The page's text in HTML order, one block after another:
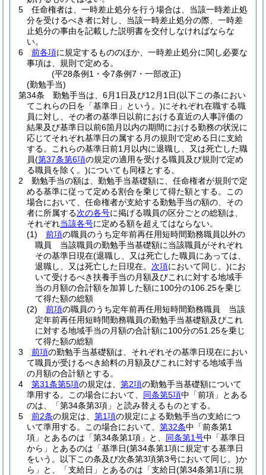
5
任命権者は、一時差止処分を行う場合は、当該一時差止処
分を受けるべき者に対し、当該一時差止処分の際、一時差
止処分の事由を記載した説明書を交付しなければならな
い。
6
前各項に規定するもののほか、一時差止処分に関し必要な
事項は、規則で定める。
(平28条例1・令7条例7・一部改正)
(勤勉手当)
第34条
勤勉手当は、6月1日及び12月1日(以下この条におい
てこれらの日を「基準日」という。)にそれぞれ在職する職
員に対し、その者の基準日以前における直近の人事評価の
結果及び基準日以前6箇月以内の期間における勤務の状況に
応じてそれぞれ基準日の属する月の規則で定める日に支給
する。
これらの基準日前1月以内に退職し、又は死亡した職
員(第37条第6項の規定の適用を受ける職員及び規則で定め
る職員を除く。)についても同様とする。
2
勤勉手当の額は、勤勉手当基礎額に、任命権者が規則で定
める基準に従って定める割合を乗じて得た額とする。
この
場合において、任命権者が支給する勤勉手当の額の、その
者に所属する次の各号に掲げる職員の区分ごとの総額は、
それぞれ当該各号に定める額を超えてはならない。
(1)
前項の職員のうち定年前再任用短時間勤務職員以外の
職員 当該職員の勤勉手当基礎額に当該職員がそれぞれ
その基準日現在(退職し、又は死亡した職員にあっては、
退職し、又は死亡した日現在。 次項において同じ。)にお
いて受けるべき扶養手当の月額及びこれに対する地域手
当の月額の合計額を加算した額に100分の106.25を乗じ
て得た額の総額
(2)
前項の職員のうち定年前再任用短時間勤務職員 当該
定年前再任用短時間勤務職員の勤勉手当基礎額及びこれ
に対する地域手当の月額の合計額に100分の51.25を乗じ
て得た額の総額
3
前項の勤勉手当基礎額は、それぞれその基準日現在におい
て職員が受けるべき給料の月額及びこれに対する地域手当
の月額の合計額とする。
4
第31条第5項の規定は、 第2項の勤勉手当基礎額について
準用する。
この場合において、 同条第5項中「前項」とある
のは、「第34条第3項」と読み替えるものとする。
5
前2条の規定は、 第1項の規定による勤勉手当の支給につ
いて準用する。
この場合において、 第32条中「前条第1
項」とあるのは「第34条第1項」と、 同条第1号中「基準日
から」とあるのは「基準日(第34条第1項に規定する基準日
をいう。以下この条及び次条第3項第3号において同じ。)か
ら」と、「支給日」とあるのは「支給日(第34条第1項に規